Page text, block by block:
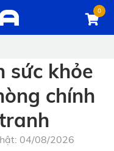
0
sức khỏe
chính
04/08/2026